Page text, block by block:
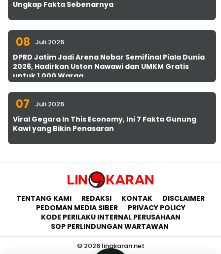
Ungkap Fakta Sebenarnya
08 Juli 2026
DPRD Jatim Jadi Arena Nobar Semifinal Piala Dunia
2026, Hadirkan Uston Nawawi dan UMKM Gratis
untuk 1.000 Warga
07 Juli 2026
Viral Gegara In This Economy, Ini 7 Fakta Gunung
Kawi yang Bikin Penasaran
TENTANG KAMI REDAKSI KONTAK
DISCLAIMER
PEDOMAN MEDIA SIBER
PRIVACY POLICY
KODE PERILAKU INTERNAL PERUSAHAAN
SOP PERLINDUNGAN WARTAWAN
© 2026 lingkaran.net